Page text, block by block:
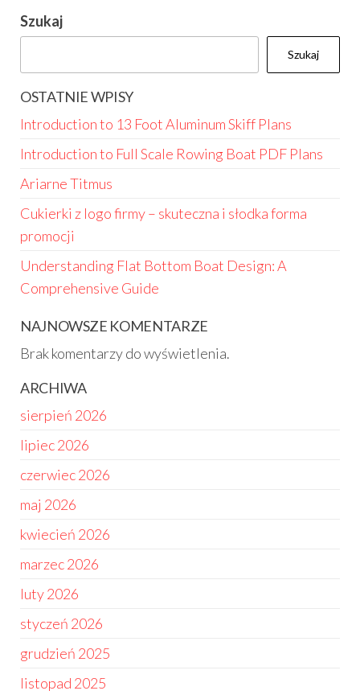
Szukaj
Szukaj
OSTATNIE WPISY
Introduction to 13 Foot Aluminum Skiff Plans
Introduction to Full Scale Rowing Boat PDF Plans
Ariarne Titmus
Cukierki z logo firmy – skuteczna i słodka forma
promocji
Understanding Flat Bottom Boat Design: A
Comprehensive Guide
NAJNOWSZE KOMENTARZE
Brak komentarzy do wyświetlenia.
ARCHIWA
sierpień 2026
lipiec 2026
czerwiec 2026
maj 2026
kwiecień 2026
marzec 2026
luty 2026
styczeń 2026
grudzień 2025
listopad 2025